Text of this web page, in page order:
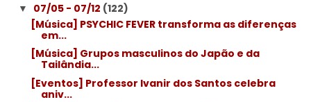
▼ 07/05 - 07/12 (122)
[Música] PSYCHIC FEVER transforma as diferenças
em...
[Música] Grupos masculinos do Japão e da
Tailândia...
[Eventos] Professor Ivanir dos Santos celebra
aniv...